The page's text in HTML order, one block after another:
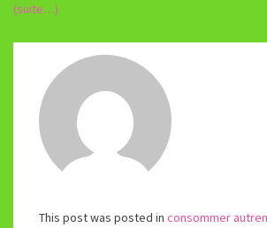
(suite…)
This post was posted in consommer